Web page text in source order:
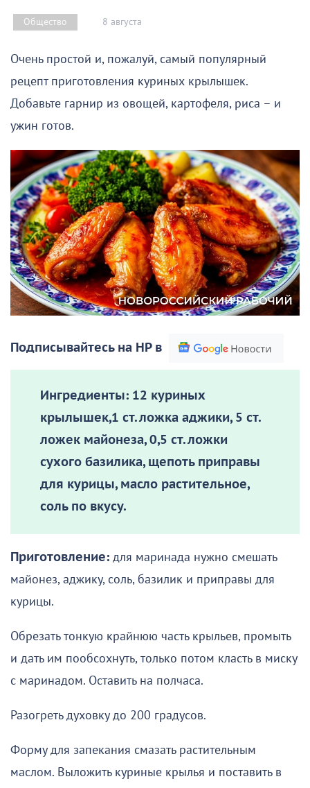
Общество 8 августа
Очень простой и, пожалуй, самый популярный
рецепт приготовления куриных крылышек.
Добавьте гарнир из овощей, картофеля, риса – и
ужин готов.
Подписывайтесь на НР в
Ингредиенты: 12 куриных
крылышек,1 ст. ложка аджики, 5 ст.
ложек майонеза, 0,5 ст. ложки
сухого базилика, щепоть приправы
для курицы, масло растительное,
соль по вкусу.
Приготовление: для маринада нужно смешать
майонез, аджику, соль, базилик и приправы для
курицы.
Обрезать тонкую крайнюю часть крыльев, промыть
и дать им пообсохнуть, только потом класть в миску
с маринадом. Оставить на полчаса.
Разогреть духовку до 200 градусов.
Форму для запекания смазать растительным
маслом. Выложить куриные крылья и поставить в